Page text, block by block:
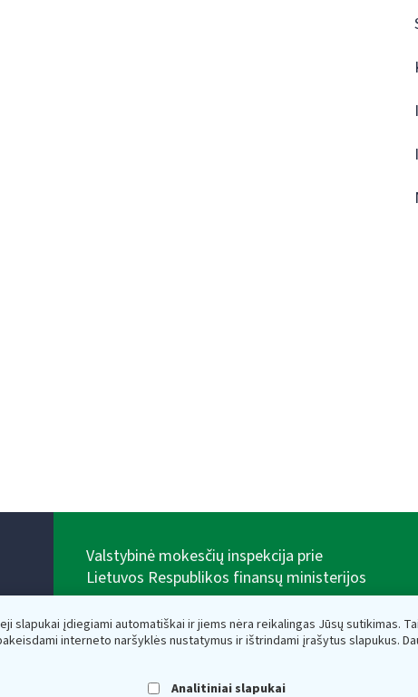
slapukai įdiegiami automatiškai ir jiems nėra reikalingas Jūsų sutikimas.
interneto naršyklės nustatymus ir ištrindami įrašytus slapukus.
Analitiniai slapukai
Valstybinė mokesčių inspekcija prie
Lietuvos Respublikos finansų ministerijos
adresas: Vasario 16-osios g. 14, 01107 Vilnius, Lietuva,
el.paštas:vmi@vmi.lt, E. pristatymo dėžutės adresas
Lietuvos Respublikos finansų ministerijos kaupiami ir